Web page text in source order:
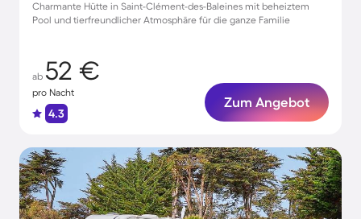
Charmante Hütte in Saint-Clément-des-Baleines mit beheiztem
Pool und tierfreundlicher Atmosphäre für die ganze Familie
ab 52 €
pro Nacht
4.3
Zum Angebot